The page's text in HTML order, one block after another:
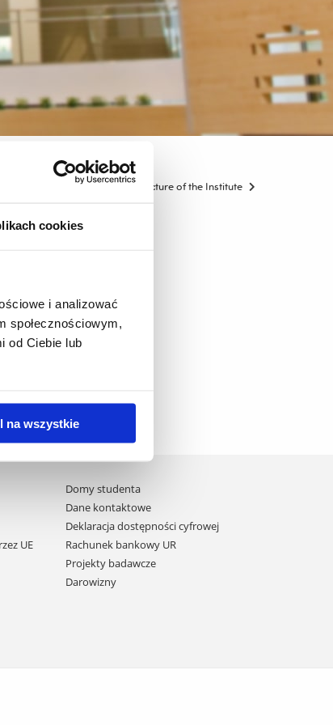
cookies
i analizować
społecznościowym,
od Ciebie lub
na wszystkie
Struktura Instytutu / The structure of the Institute
UE
Domy studenta
Dane kontaktowe
Deklaracja dostępności cyfrowej
Rachunek bankowy UR
Projekty badawcze
Darowizny